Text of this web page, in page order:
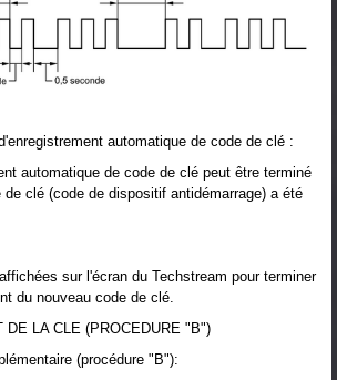
automatique de code de clé :
automatique de code de clé peut être terminé
clé (code de dispositif antidémarrage) a été
sur l'écran du Techstream pour terminer
du nouveau code de clé.
DE LA CLE (PROCEDURE "B")
(procédure "B"):